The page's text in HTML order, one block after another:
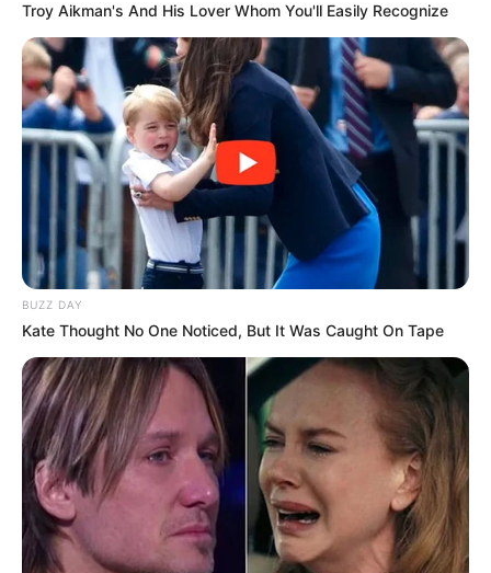
Troy Aikman's And His Lover Whom You'll Easily Recognize
BUZZ DAY
Kate Thought No One Noticed, But It Was Caught On Tape